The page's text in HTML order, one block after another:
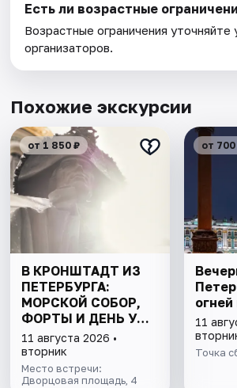
Есть ли возрастные
Возрастные ограничения уточняйте
организаторов.
Похожие экскурсии
от 1 850 ₽
В КРОНШТАДТ ИЗ
ПЕТЕРБУРГА:
МОРСКОЙ СОБОР,
ФОРТЫ И ДЕНЬ У
ФИНСКОГО ЗАЛИВА.
ВСЁ ВКЛЮЧЕНО
11 августа 2026 •
вторник
Место встречи:
Дворцовая площадь, 4
от 700
огней
11
Точка